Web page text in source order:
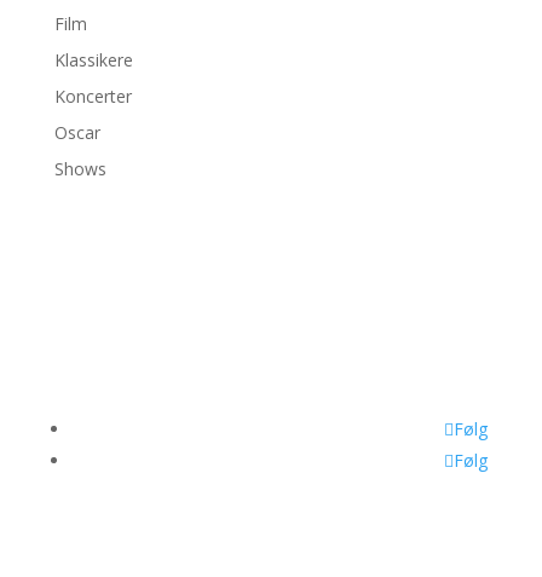
Film
Klassikere
Koncerter
Oscar
Shows
Følg
Følg